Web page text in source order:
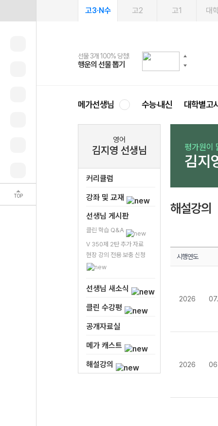
TOP
고3·N수 고2 고1 대
선물 3개 100% 당첨!
행운의 선물 뽑기
선물 100% 증정!
메가스터디 X 올리브
여름방학 스터디 캐시백
메가런 썸머스쿨
2027 러셀 단과
강사 공개선발
스마트러닝앱
설문 EVENT
메가패스
3일 무료 체험권
메가패스 수강생 무료혜택!
메가클럽 멤버십
사회공헌 캠페인
희망이룸 메가나눔
메가선생님 수능·내신 대학별고
영어
김지영 선생님
커리큘럼
강좌 및 교재
선생님 게시판
클린 학습 Q&A
V 350제 2탄 추가 자료
현장 강의 전용 보충 신청
선생님 새소식
클린 수강평
공개자료실
메가 캐스트
해설강의
평가원이
김지
해설강의
시행연도
2026
2026